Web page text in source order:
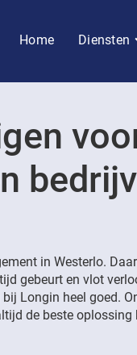
Home Diensten
in Westerlo.
gebeurt en vlot
Longin heel goed.
de beste oplossing